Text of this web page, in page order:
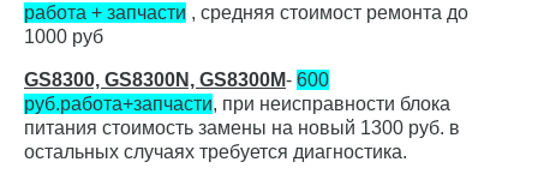
работа + запчасти , средняя стоимост ремонта до
1000 руб
GS8300, GS8300N, GS8300M- 600
руб.работа+запчасти, при неисправности блока
питания стоимость замены на новый 1300 руб. в
остальных случаях требуется диагностика.